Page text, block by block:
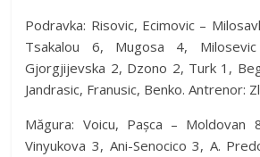
Podravka: Risovic, Ecimovic –
Tsakalou 6, Mugosa 4,
Gjorgjijevska 2, Dzono 2, Turk 1,
Jandrasic, Franusic, Benko. Antrenor:
Măgura: Voicu, Pașca –
Vinyukova 3, Ani-Senocico 3, A.